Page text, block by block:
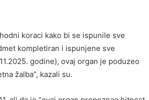
koraci kako bi se ispunile sve
kompletiran i ispunjene sve
godine), ovaj organ je poduzeo
žalba”, kazali su.